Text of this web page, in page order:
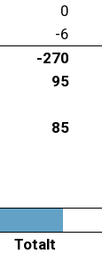
0
-6
-270
95
85
Totalt